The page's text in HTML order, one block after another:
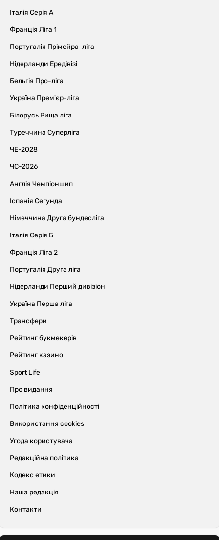
Італія Серія А
Франція Ліга 1
Португалія Прімейра-ліга
Нідерланди Ередівізі
Бельгія Про-ліга
Україна Прем'єр-ліга
Білорусь Вища ліга
Туреччина Суперліга
ЧЕ-2028
ЧС-2026
Англія Чемпіоншип
Іспанія Сегунда
Німеччина Друга бундесліга
Італія Серія Б
Франція Ліга 2
Португалія Друга ліга
Нідерланди Перший дивізіон
Україна Перша ліга
Трансфери
Рейтинг букмекерів
Рейтинг казино
Sport Life
Про видання
Політика конфіденційності
Використання cookies
Угода користувача
Редакційна політика
Кодекс етики
Наша редакція
Контакти